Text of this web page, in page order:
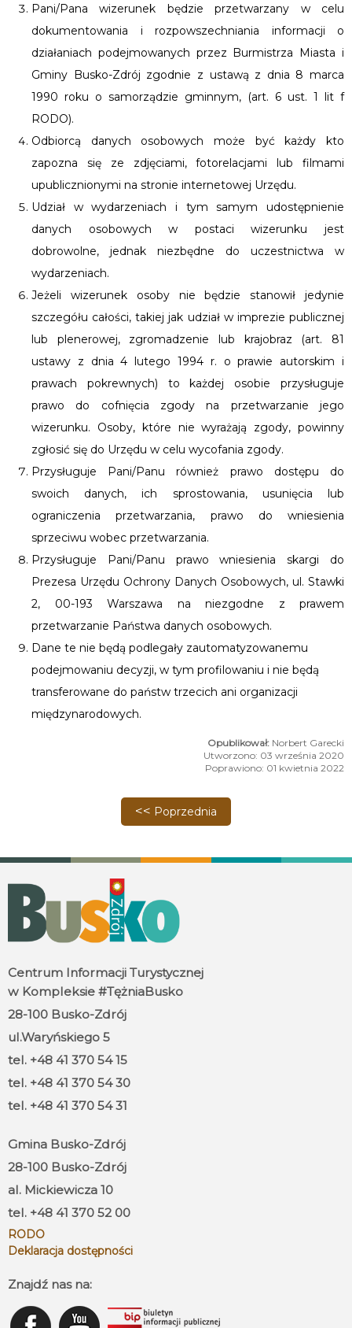
Pani/Pana wizerunek będzie przetwarzany w celu
dokumentowania i rozpowszechniania informacji o
działaniach podejmowanych przez Burmistrza Miasta i
Gminy Busko-Zdrój zgodnie z ustawą z dnia 8 marca
1990 roku o samorządzie gminnym, (art. 6 ust. 1 lit f
RODO).
Odbiorcą danych osobowych może być każdy kto
zapozna się ze zdjęciami, fotorelacjami lub filmami
upublicznionymi na stronie internetowej Urzędu.
Udział w wydarzeniach i tym samym udostępnienie
danych osobowych w postaci wizerunku jest
dobrowolne, jednak niezbędne do uczestnictwa w
wydarzeniach.
Jeżeli wizerunek osoby nie będzie stanowił jedynie
szczegółu całości, takiej jak udział w imprezie publicznej
lub plenerowej, zgromadzenie lub krajobraz (art. 81
ustawy z dnia 4 lutego 1994 r. o prawie autorskim i
prawach pokrewnych) to każdej osobie przysługuje
prawo do cofnięcia zgody na przetwarzanie jego
wizerunku. Osoby, które nie wyrażają zgody, powinny
zgłosić się do Urzędu w celu wycofania zgody.
Przysługuje Pani/Panu również prawo dostępu do
swoich danych, ich sprostowania, usunięcia lub
ograniczenia przetwarzania, prawo do wniesienia
sprzeciwu wobec przetwarzania.
Przysługuje Pani/Panu prawo wniesienia skargi do
Prezesa Urzędu Ochrony Danych Osobowych, ul. Stawki
2, 00-193 Warszawa na niezgodne z prawem
przetwarzanie Państwa danych osobowych.
Dane te nie będą podlegały zautomatyzowanemu
podejmowaniu decyzji, w tym profilowaniu i nie będą
transferowane do państw trzecich ani organizacji
międzynarodowych.
Norbert Garecki
Utworzono: 03 września 2020
Poprawiono: 01 kwietnia 2022
Poprzednia strona: Klauzula
Poprzednia
Centrum Informacji Turystycznej
w Kompleksie #TężniaBusko
28-100 Busko-Zdrój
ul.Waryńskiego 5
tel. +48 41 370 54 15
tel. +48 41 370 54 30
tel. +48 41 370 54 31
Gmina Busko-Zdrój
28-100 Busko-Zdrój
al. Mickiewicza 10
tel. +48 41 370 52 00
RODO
Deklaracja dostępności
Znajdź nas na: